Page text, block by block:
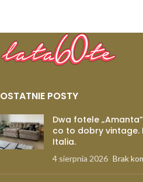
OSTATNIE POSTY
Dwa fotele
co to dobry vintage.
Italia.
4 sierpnia 2026 Brak